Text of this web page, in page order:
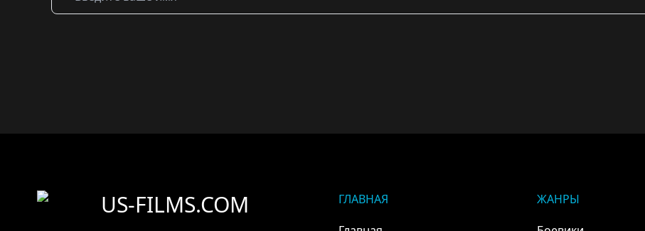
US-FILMS.COM
ГЛАВНАЯ
ЖАНРЫ